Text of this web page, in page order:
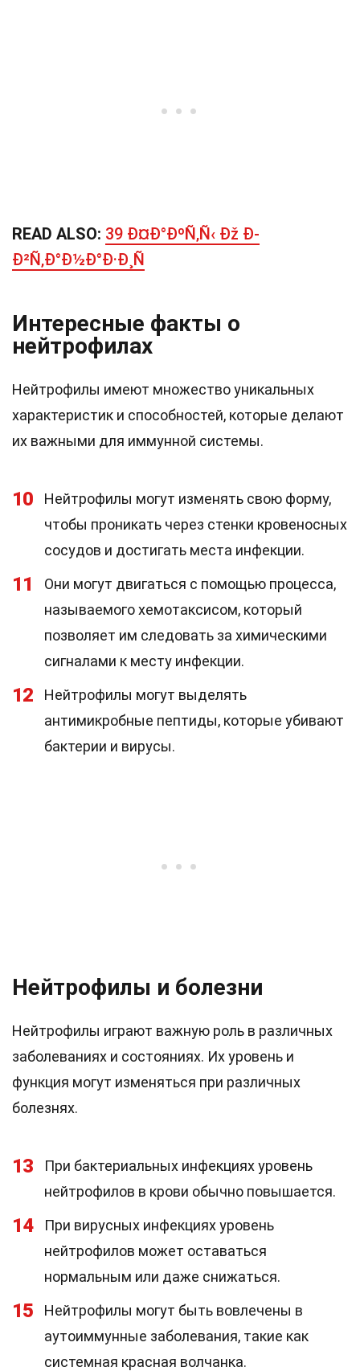
READ ALSO: 39 Ð¤Ð°ÐºÑ‚Ñ‹ Ðž Ð­
Ð²Ñ‚Ð°Ð½Ð°Ð·Ð¸Ñ
Интересные факты о
нейтрофилах
Нейтрофилы имеют множество уникальных
характеристик и способностей, которые делают
их важными для иммунной системы.
10
Нейтрофилы могут изменять свою форму,
чтобы проникать через стенки кровеносных
сосудов и достигать места инфекции.
11
Они могут двигаться с помощью процесса,
называемого хемотаксисом, который
позволяет им следовать за химическими
сигналами к месту инфекции.
12
Нейтрофилы могут выделять
антимикробные пептиды, которые убивают
бактерии и вирусы.
Нейтрофилы и болезни
Нейтрофилы играют важную роль в различных
заболеваниях и состояниях. Их уровень и
функция могут изменяться при различных
болезнях.
13
При бактериальных инфекциях уровень
нейтрофилов в крови обычно повышается.
14
При вирусных инфекциях уровень
нейтрофилов может оставаться
нормальным или даже снижаться.
15
Нейтрофилы могут быть вовлечены в
аутоиммунные заболевания, такие как
системная красная волчанка.